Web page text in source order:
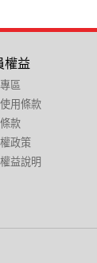
權益
區
用條款
款
政策
益說明